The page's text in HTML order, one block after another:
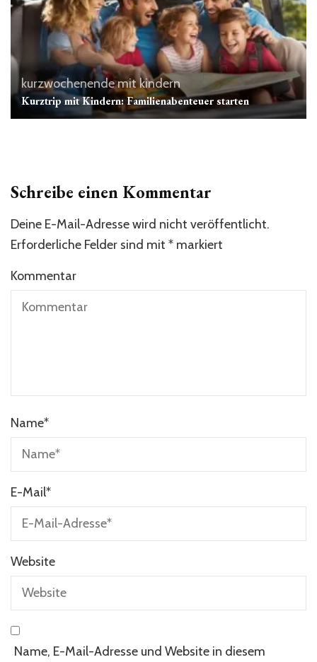
kurzwochenende mit kindern
Kurztrip mit Kindern: Familienabenteuer starten
Schreibe einen Kommentar
Deine E-Mail-Adresse wird nicht veröffentlicht.
Erforderliche Felder sind mit * markiert
Kommentar
Name*
E-Mail*
Website
Name, E-Mail-Adresse und Website in diesem